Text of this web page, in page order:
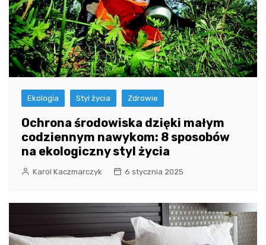
Ekologia Styl życia Zdrowie
Ochrona środowiska dzięki małym
codziennym nawykom: 8 sposobów
na ekologiczny styl życia
Karol Kaczmarczyk 6 stycznia 2025